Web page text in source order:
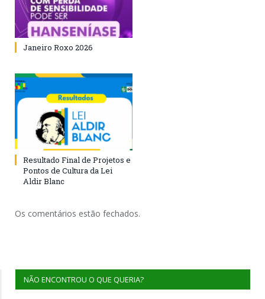
Janeiro Roxo 2026
Resultado Final de Projetos e
Pontos de Cultura da Lei
Aldir Blanc
Os comentários estão fechados.
NÃO ENCONTROU O QUE QUERIA?